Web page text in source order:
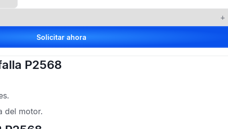
+
Solicitar ahora
P2568
del motor.